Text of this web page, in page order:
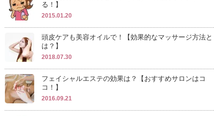
る！】
2015.01.20
頭皮ケアも美容オイルで！【効果的なマッサージ方法と
は？】
2018.07.30
フェイシャルエステの効果は？【おすすめサロンはコ
コ！】
2016.09.21